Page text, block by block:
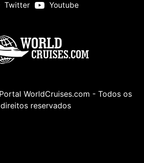
Twitter
Youtube
WorldCruises.com - Todos os
direitos reservados